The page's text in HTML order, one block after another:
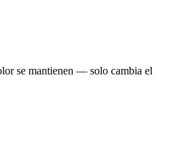
se mantienen — solo cambia el